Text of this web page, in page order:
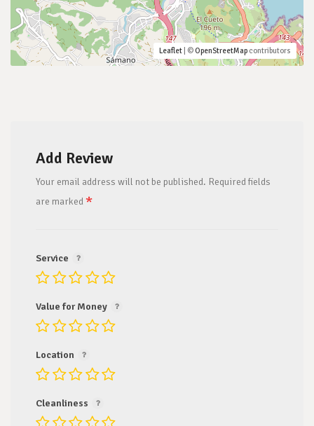
Leaflet | ©OpenStreetMap contributors
Add Review
Your email address will not be published. Required fields
are marked *
Service
Value for Money
Location
Cleanliness